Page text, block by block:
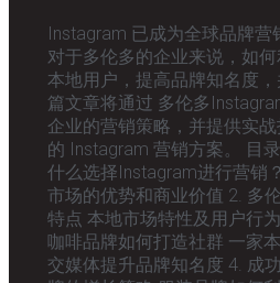
Instagram 已成为全球品牌营
对于多伦多的企业来说，如何
本地用户，提高品牌知名度
篇文章将通过 多伦多
企业的营销策略，并提供实
的 Instagram 营销方案。 目
什么选择Instagram进行营销
市场的优势和商业价值 2. 多
特点 本地市场特性及用户行
咖啡品牌如何打造社群 一家
交媒体提升品牌知名度 4. 成